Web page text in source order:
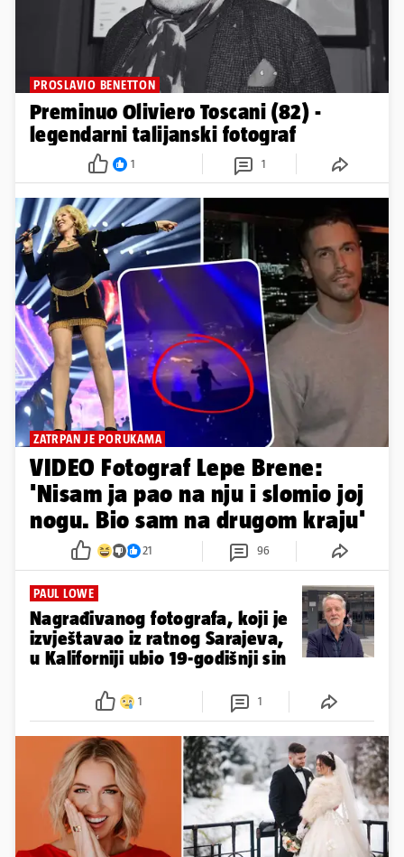
PROSLAVIO BENETTON
Preminuo Oliviero Toscani (82) -
legendarni talijanski fotograf
1 1
ZATRPAN JE PORUKAMA
VIDEO Fotograf Lepe Brene:
'Nisam ja pao na nju i slomio joj
nogu. Bio sam na drugom kraju'
21 96
PAUL LOWE
Nagrađivanog fotografa, koji je
izvještavao iz ratnog Sarajeva,
u Kaliforniji ubio 19-godišnji sin
1 1